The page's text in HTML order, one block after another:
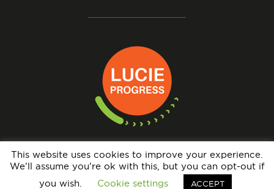
N° IMMATRICULATION OPÉRATEUR DE VOYAGES : IM069140005 - GARANTIE
FINANCIÈRE : APST - BRCP : HISCOX EUROPE UNDERWRITING LIMITED
This website uses cookies to improve your experience.
We'll assume you're ok with this, but you can opt-out if
you wish.
Cookie settings ACCEPT